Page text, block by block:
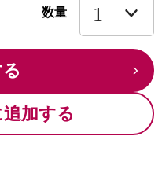
数量
加する